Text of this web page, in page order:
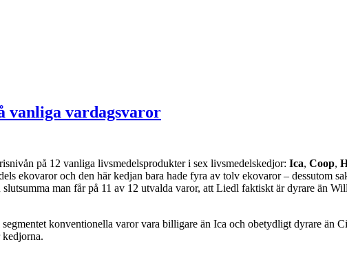
vanliga vardagsvaror
på 12 vanliga livsmedelsprodukter i sex livsmedelskedjor: Ica, Coop,
ekovaror och den här kedjan bara hade fyra av tolv ekovaror – dessutom
man får på 11 av 12 utvalda varor, att Liedl faktiskt är dyrare än
konventionella varor vara billigare än Ica och obetydligt dyrare än